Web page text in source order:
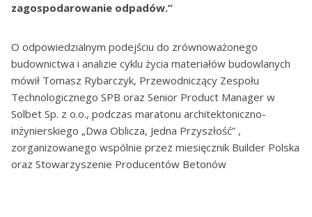
zagospodarowanie odpadów.”
O odpowiedzialnym podejściu do zrównoważonego
budownictwa i analizie cyklu życia materiałów budowlanych
mówił Tomasz Rybarczyk, Przewodniczący Zespołu
Technologicznego SPB oraz Senior Product Manager w
Solbet Sp. z o.o., podczas maratonu architektoniczno-
inżynierskiego „Dwa Oblicza, Jedna Przyszłość” ,
zorganizowanego wspólnie przez miesięcznik Builder Polska
oraz Stowarzyszenie Producentów Betonów